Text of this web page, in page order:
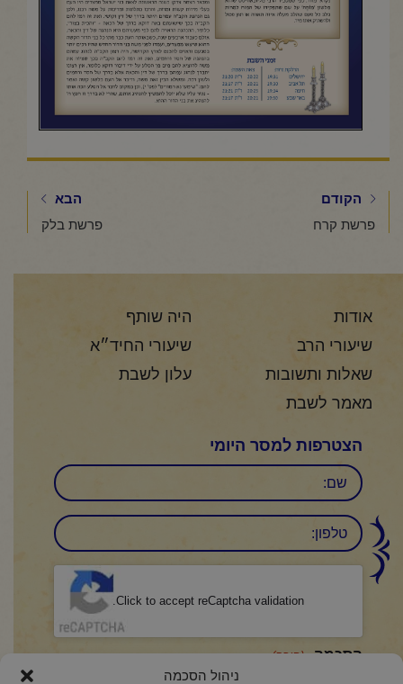
ניהול הסכמה
הקודם
פרשת קרח
הבא
פרשת בלק
אודות
היה שותף
שיעורי הרב
שיעורי החיד״א
שאלות ותשובות
עלון לשבת
מאמר לשבת
הצטרפות למסר היומי
שם
טלפון:
Click to accept reCaptcha validation.
הסכמה (חובה)